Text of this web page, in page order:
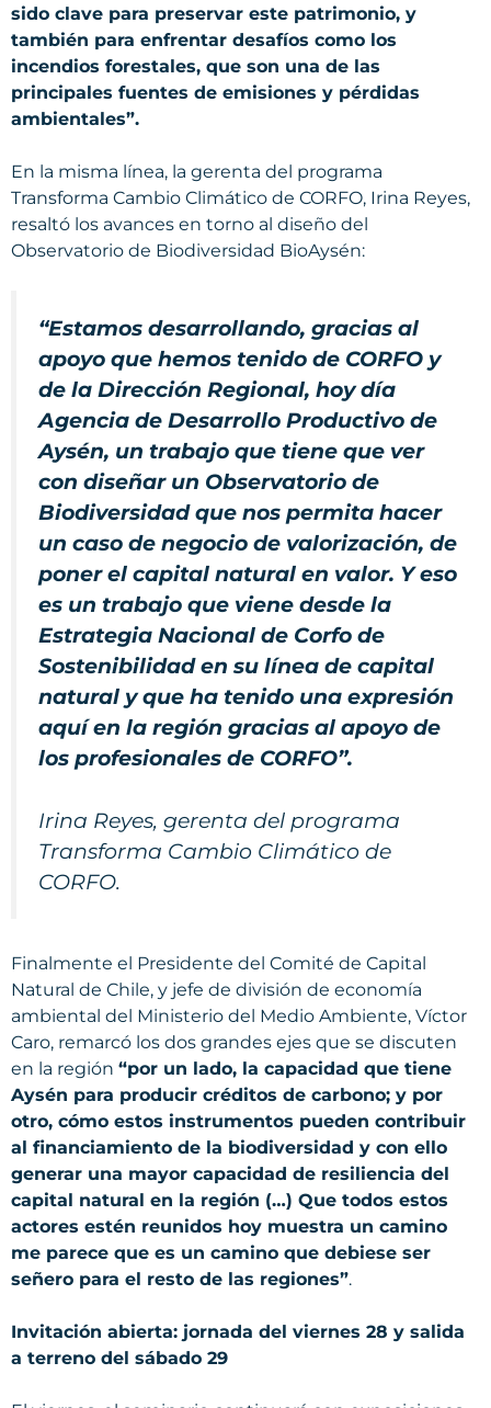
sido clave para preservar este patrimonio, y
también para enfrentar desafíos como los
incendios forestales, que son una de las
principales fuentes de emisiones y pérdidas
ambientales”.
En la misma línea, la gerenta del programa
Transforma Cambio Climático de CORFO, Irina Reyes,
resaltó los avances en torno al diseño del
Observatorio de Biodiversidad BioAysén:
“Estamos desarrollando, gracias al
apoyo que hemos tenido de CORFO y
de la Dirección Regional, hoy día
Agencia de Desarrollo Productivo de
Aysén, un trabajo que tiene que ver
con diseñar un Observatorio de
Biodiversidad que nos permita hacer
un caso de negocio de valorización, de
poner el capital natural en valor. Y eso
es un trabajo que viene desde la
Estrategia Nacional de Corfo de
Sostenibilidad en su línea de capital
natural y que ha tenido una expresión
aquí en la región gracias al apoyo de
los profesionales de CORFO”.
Irina Reyes, gerenta del programa
Transforma Cambio Climático de
CORFO.
Finalmente el Presidente del Comité de Capital
Natural de Chile, y jefe de división de economía
ambiental del Ministerio del Medio Ambiente, Víctor
Caro, remarcó los dos grandes ejes que se discuten
en la región “por un lado, la capacidad que tiene
Aysén para producir créditos de carbono; y por
otro, cómo estos instrumentos pueden contribuir
al financiamiento de la biodiversidad y con ello
generar una mayor capacidad de resiliencia del
capital natural en la región (…) Que todos estos
actores estén reunidos hoy muestra un camino
me parece que es un camino que debiese ser
señero para el resto de las regiones”.
Invitación abierta: jornada del viernes 28 y salida
a terreno del sábado 29